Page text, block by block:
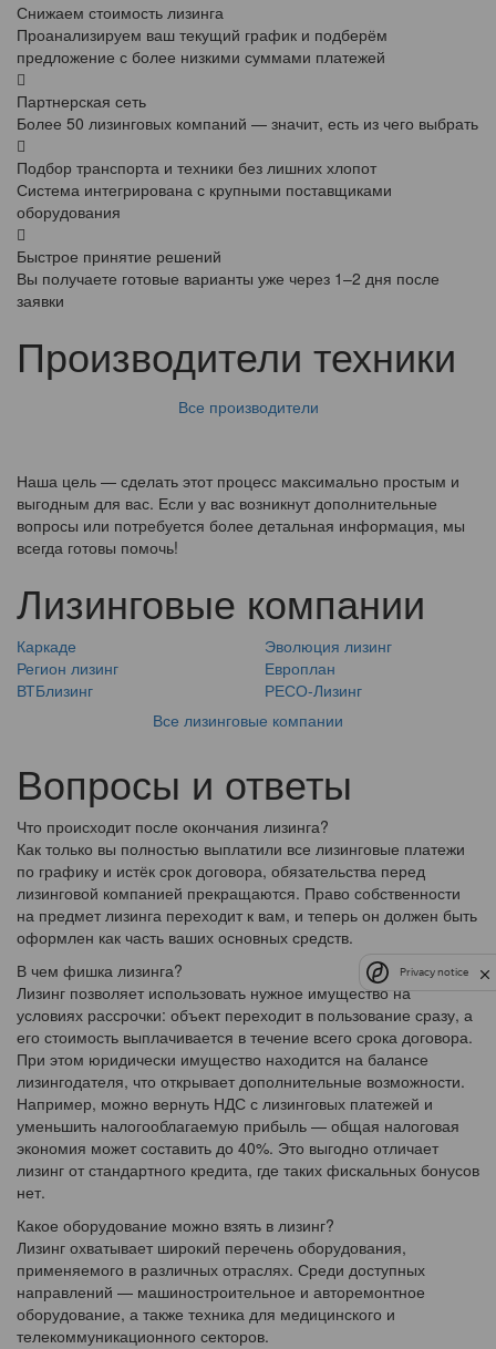
Снижаем стоимость лизинга
Проанализируем ваш текущий график и подберём
предложение с более низкими суммами платежей
Партнерская сеть
Более 50 лизинговых компаний — значит, есть из чего выбрать
Подбор транспорта и техники без лишних хлопот
Система интегрирована с крупными поставщиками
оборудования
Быстрое принятие решений
Вы получаете готовые варианты уже через 1–2 дня после
заявки
Производители техники
Все производители
Наша цель — сделать этот процесс максимально простым и
выгодным для вас. Если у вас возникнут дополнительные
вопросы или потребуется более детальная информация, мы
всегда готовы помочь!
Лизинговые компании
Каркаде
Эволюция лизинг
Регион лизинг
Европлан
ВТБлизинг
РЕСО-Лизинг
Все лизинговые компании
Вопросы и ответы
Что происходит после окончания лизинга?
Как только вы полностью выплатили все лизинговые платежи
по графику и истёк срок договора, обязательства перед
лизинговой компанией прекращаются. Право собственности
на предмет лизинга переходит к вам, и теперь он должен быть
оформлен как часть ваших основных средств.
В чем фишка лизинга?
Лизинг позволяет использовать нужное имущество на
условиях рассрочки: объект переходит в пользование сразу, а
его стоимость выплачивается в течение всего срока договора.
При этом юридически имущество находится на балансе
лизингодателя, что открывает дополнительные возможности.
Например, можно вернуть НДС с лизинговых платежей и
уменьшить налогооблагаемую прибыль — общая налоговая
экономия может составить до 40%. Это выгодно отличает
лизинг от стандартного кредита, где таких фискальных бонусов
нет.
Какое оборудование можно взять в лизинг?
Лизинг охватывает широкий перечень оборудования,
применяемого в различных отраслях. Среди доступных
направлений — машиностроительное и авторемонтное
оборудование, а также техника для медицинского и
телекоммуникационного секторов.
Privacy notice